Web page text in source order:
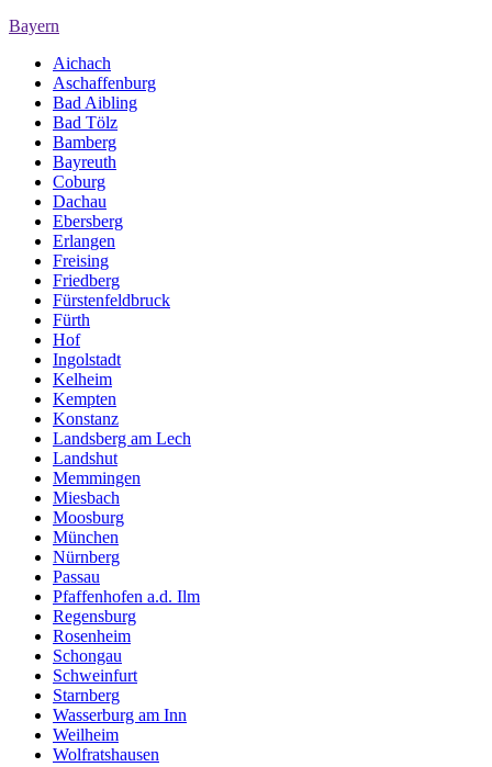
Bayern
Aichach
Aschaffenburg
Bad Aibling
Bad Tölz
Bamberg
Bayreuth
Coburg
Dachau
Ebersberg
Erlangen
Freising
Friedberg
Fürstenfeldbruck
Fürth
Hof
Ingolstadt
Kelheim
Kempten
Konstanz
Landsberg am Lech
Landshut
Memmingen
Miesbach
Moosburg
München
Nürnberg
Passau
Pfaffenhofen a.d. Ilm
Regensburg
Rosenheim
Schongau
Schweinfurt
Starnberg
Wasserburg am Inn
Weilheim
Wolfratshausen